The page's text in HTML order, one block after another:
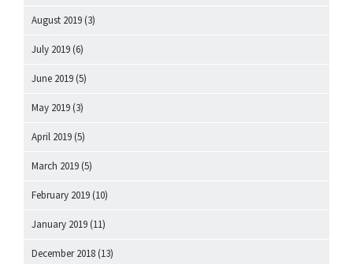
August 2019 (3)
July 2019 (6)
June 2019 (5)
May 2019 (3)
April 2019 (5)
March 2019 (5)
February 2019 (10)
January 2019 (11)
December 2018 (13)